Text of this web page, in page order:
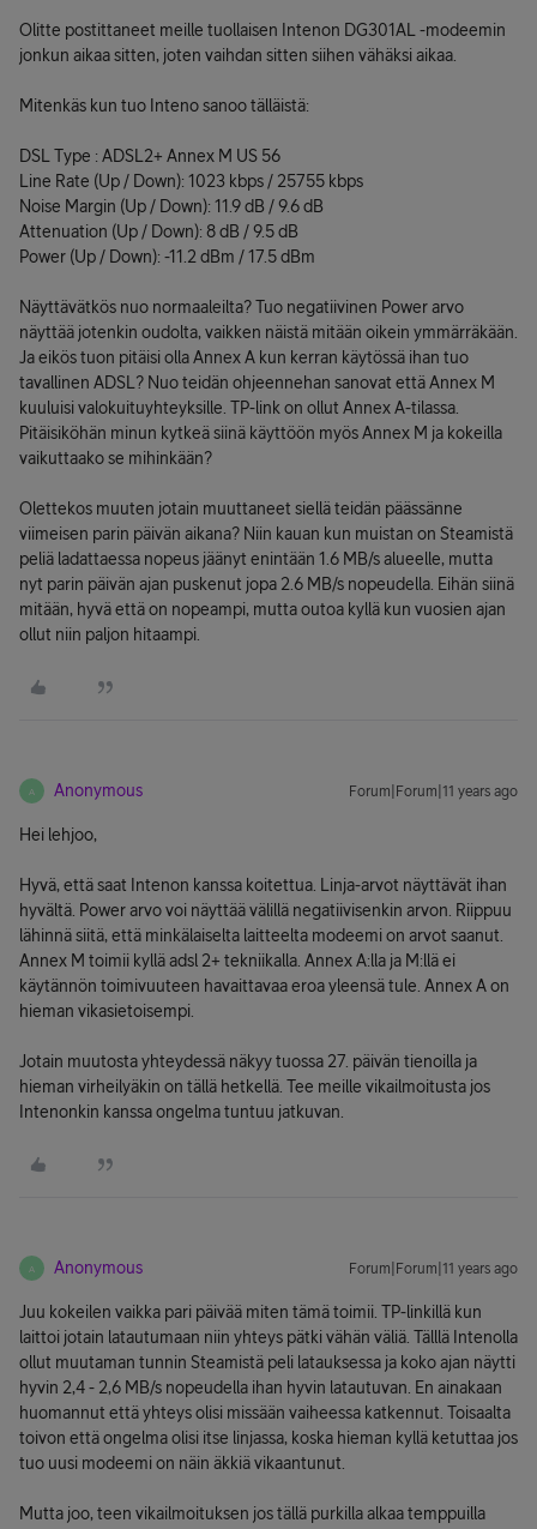
Olitte postittaneet meille tuollaisen Intenon DG301AL -modeemin
jonkun aikaa sitten, joten vaihdan sitten siihen vähäksi aikaa.
Mitenkäs kun tuo Inteno sanoo tälläistä:
DSL Type : ADSL2+ Annex M US 56
Line Rate (Up / Down): 1023 kbps / 25755 kbps
Noise Margin (Up / Down): 11.9 dB / 9.6 dB
Attenuation (Up / Down): 8 dB / 9.5 dB
Power (Up / Down): -11.2 dBm / 17.5 dBm
Näyttävätkös nuo normaaleilta? Tuo negatiivinen Power arvo
näyttää jotenkin oudolta, vaikken näistä mitään oikein ymmärräkään.
Ja eikös tuon pitäisi olla Annex A kun kerran käytössä ihan tuo
tavallinen ADSL? Nuo teidän ohjeennehan sanovat että Annex M
kuuluisi valokuituyhteyksille. TP-link on ollut Annex A-tilassa.
Pitäisiköhän minun kytkeä siinä käyttöön myös Annex M ja kokeilla
vaikuttaako se mihinkään?
Olettekos muuten jotain muuttaneet siellä teidän päässänne
viimeisen parin päivän aikana? Niin kauan kun muistan on Steamistä
peliä ladattaessa nopeus jäänyt enintään 1.6 MB/s alueelle, mutta
nyt parin päivän ajan puskenut jopa 2.6 MB/s nopeudella. Eihän siinä
mitään, hyvä että on nopeampi, mutta outoa kyllä kun vuosien ajan
ollut niin paljon hitaampi.
A Anonymous Forum|Forum|11 years ago
Hei lehjoo,
Hyvä, että saat Intenon kanssa koitettua. Linja-arvot näyttävät ihan
hyvältä. Power arvo voi näyttää välillä negatiivisenkin arvon. Riippuu
lähinnä siitä, että minkälaiselta laitteelta modeemi on arvot saanut.
Annex M toimii kyllä adsl 2+ tekniikalla. Annex A:lla ja M:llä ei
käytännön toimivuuteen havaittavaa eroa yleensä tule. Annex A on
hieman vikasietoisempi.
Jotain muutosta yhteydessä näkyy tuossa 27. päivän tienoilla ja
hieman virheilyäkin on tällä hetkellä. Tee meille vikailmoitusta jos
Intenonkin kanssa ongelma tuntuu jatkuvan.
A Anonymous Forum|Forum|11 years ago
Juu kokeilen vaikka pari päivää miten tämä toimii. TP-linkillä kun
laittoi jotain latautumaan niin yhteys pätki vähän väliä. Tälllä Intenolla
ollut muutaman tunnin Steamistä peli latauksessa ja koko ajan näytti
hyvin 2,4 - 2,6 MB/s nopeudella ihan hyvin latautuvan. En ainakaan
huomannut että yhteys olisi missään vaiheessa katkennut. Toisaalta
toivon että ongelma olisi itse linjassa, koska hieman kyllä ketuttaa jos
tuo uusi modeemi on näin äkkiä vikaantunut.
Mutta joo, teen vikailmoituksen jos tällä purkilla alkaa temppuilla